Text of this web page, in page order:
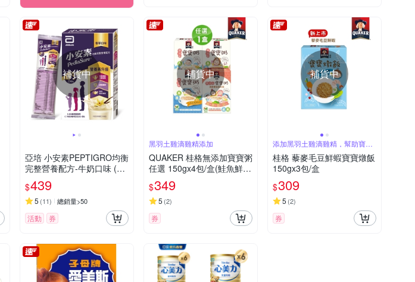
補貨中
亞培 小安素PEPTIGRO均衡
完整營養配方-牛奶口味 (48.
6g x 8包)
$439
5 (11) 總銷量>50
活動 券
補貨中
黑羽土雞滴雞精添加
QUAKER 桂格無添加寶寶粥
任選 150gx4包/盒(鮭魚鮮
蔬/牛肉番茄/海陸饗宴)
$349
5 (2)
券
補貨中
添加黑羽土雞滴雞精，幫助寶寶
成長發育
桂格 藜麥毛豆鮮蝦寶寶燉飯
150gx3包/盒
$309
5 (2)
券